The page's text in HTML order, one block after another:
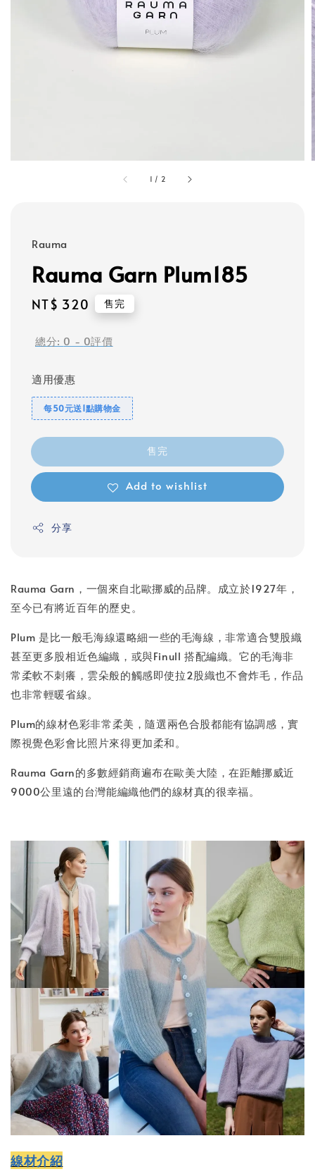
1 / 2
Rauma
Rauma Garn Plum185
Regular
NT$ 320 售完
總分: 0 - 0評價
適用優惠
每50元送1點購物金
售完
Add to wishlist
分享
Rauma Garn，一個來自北歐挪威的品牌。成立於1927年，
至今已有將近百年的歷史。
Plum 是比一般毛海線還略細一些的毛海線，非常適合雙股織
甚至更多股相近色編織，或與Finull 搭配編織。它的毛海非
常柔軟不刺癢，雲朵般的觸感即使拉2股織也不會炸毛，作品
也非常輕暖省線。
Plum的線材色彩非常柔美，隨選兩色合股都能有協調感，實
際視覺色彩會比照片來得更加柔和。
Rauma Garn的多數經銷商遍布在歐美大陸，在距離挪威近
9000公里遠的台灣能編織他們的線材真的很幸福。
線材介紹